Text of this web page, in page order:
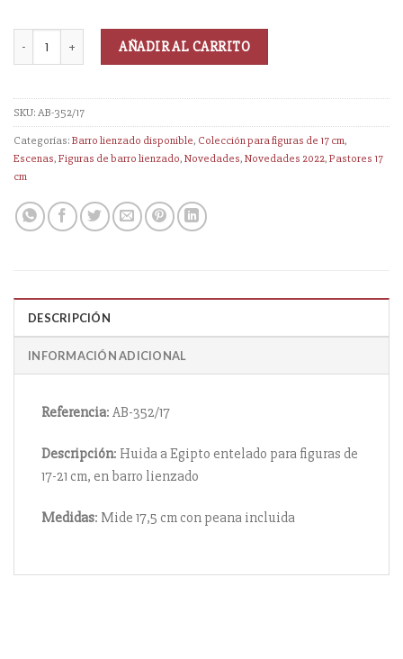
AÑADIR AL CARRITO
SKU:AB-352/17
Categorías:Barro lienzado disponible, Colección para figuras de 17 cm,
Escenas,Figuras de barro lienzado,Novedades,Novedades 2022,Pastores 17
cm
DESCRIPCIÓN
INFORMACIÓN ADICIONAL
Referencia: AB-352/17
Descripción: Huida a Egipto entelado para figuras de
17-21 cm, en barro lienzado
Medidas: Mide 17,5 cm con peana incluida